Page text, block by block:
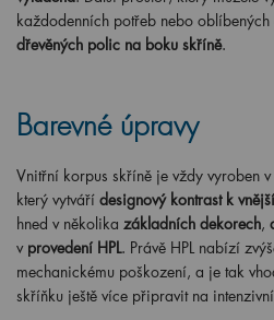
každodenních potřeb nebo
dřevěných polic na boku skříně.
Barevné úpravy
Vnitřní korpus skříně je vždy vyroben v
který vytváří designový kontrast k
hned v několika základních dekorech,
v provedení HPL. Právě HPL nabízí
mechanickému poškození, a je tak
skříňku ještě více připravit na